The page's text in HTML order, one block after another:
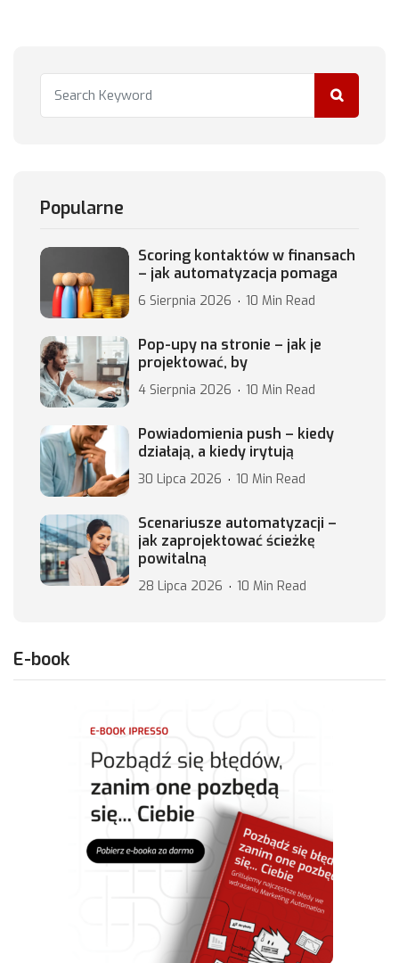
Popularne
Scoring kontaktów w finansach
– jak automatyzacja pomaga
6 Sierpnia 2026 10 Min Read
Pop-upy na stronie – jak je
projektować, by
4 Sierpnia 2026 10 Min Read
Powiadomienia push – kiedy
działają, a kiedy irytują
30 Lipca 2026 10 Min Read
Scenariusze automatyzacji –
jak zaprojektować ścieżkę
powitalną
28 Lipca 2026 10 Min Read
E-book